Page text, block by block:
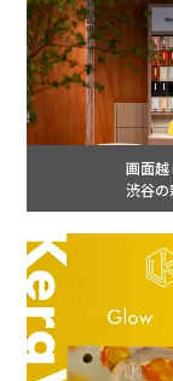
画面越
渋谷の